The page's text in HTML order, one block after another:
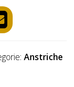
Anstriche